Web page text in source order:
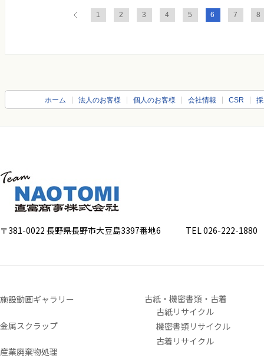
1 2 3 4 5 6 7 8
ホーム 法人のお客様 個人のお客様 会社情報 CSR
〒381-0022 長野県長野市大豆島3397番地6 TEL 026-222-1880
施設動画ギャラリー
金属スクラップ
産業廃棄物処理
古紙・機密書類・古着
古紙リサイクル
機密書類リサイクル
古着リサイクル